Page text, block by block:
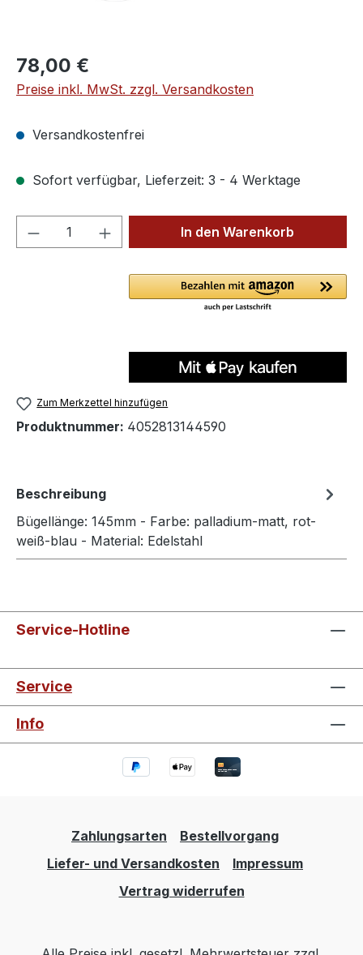
Regulärer Preis:
78,00 €
Preise inkl. MwSt. zzgl. Versandkosten
Versandkostenfrei
Sofort verfügbar, Lieferzeit: 3 - 4 Werktage
Produkt Anzahl: Gib denIn den Warenkorb
Zum Merkzettel hinzufügen
Produktnummer: 4052813144590
Beschreibung
Bügellänge: 145mm - Farbe: palladium-matt, rot-
weiß-blau - Material: Edelstahl
Service-Hotline
Service
Info
Zahlungsarten
Bestellvorgang
Liefer- und Versandkosten
Impressum
Vertrag widerrufen